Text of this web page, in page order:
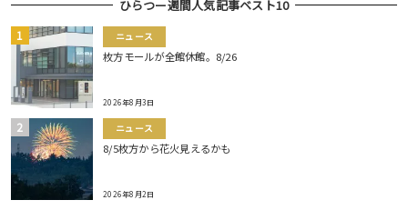
ひらつー週間人気記事ベスト10
ニュース
枚方モールが全館休館。8/26
2026年8月3日
ニュース
8/5枚方から花火見えるかも
2026年8月2日